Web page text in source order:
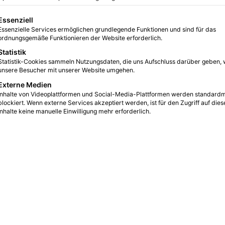
0
eine Liste der Service-Gruppen, für die eine Einwilligung erteilt
Services ermöglichen grundlegende Funktionen und sind für das
Funktionieren der Website erforderlich.
Cookies sammeln Nutzungsdaten, die uns Aufschluss darüber geben,
Besucher mit unserer Website umgehen.
Medien
von Videoplattformen und Social-Media-Plattformen werden
Wenn externe Services akzeptiert werden, ist für den Zugriff auf
keine manuelle Einwilligung mehr erforderlich.